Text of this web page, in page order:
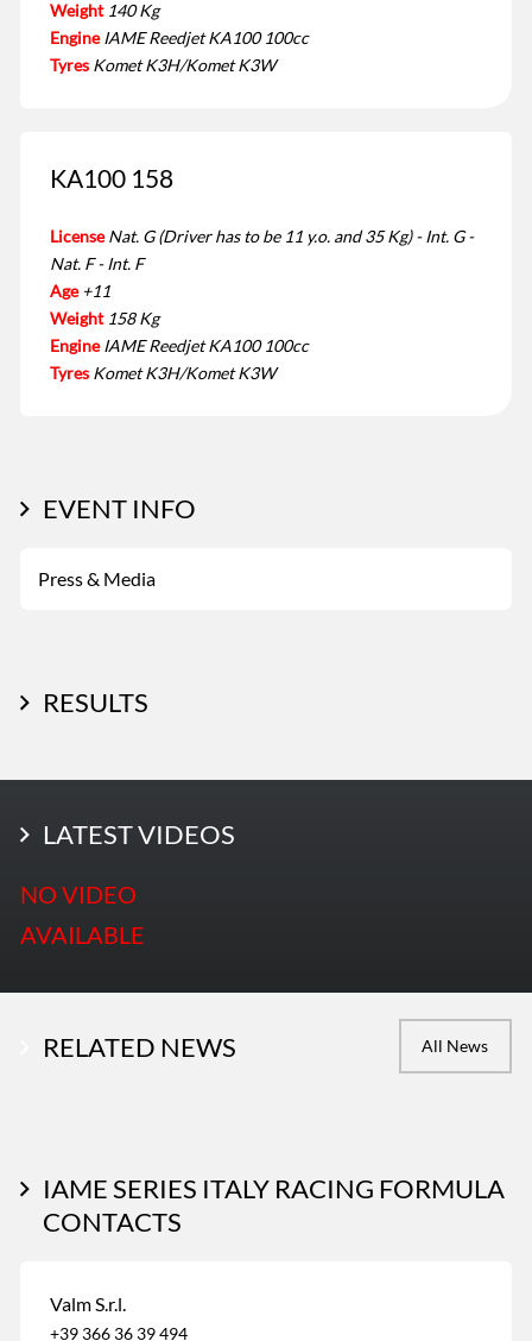
Weight 140 Kg
Engine IAME Reedjet KA100 100cc
Tyres Komet K3H/Komet K3W
KA100 158
License Nat. G (Driver has to be 11 y.o. and 35 Kg) - Int. G -
Nat. F - Int. F
Age +11
Weight 158 Kg
Engine IAME Reedjet KA100 100cc
Tyres Komet K3H/Komet K3W
EVENT INFO
Press & Media
RESULTS
LATEST PHOTOS
LATEST VIDEOS
NO VIDEO
AVAILABLE
RELATED NEWS All News
IAME SERIES ITALY RACING FORMULA
CONTACTS
Valm S.r.l.
+39 366 36 39 494